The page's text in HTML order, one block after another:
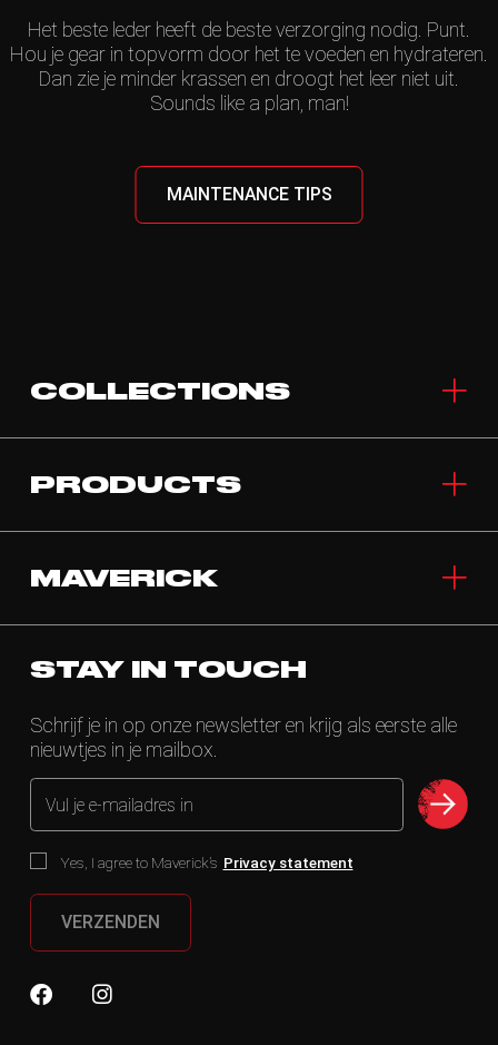
Het beste leder heeft de beste verzorging nodig. Punt.
Hou je gear in topvorm door het te voeden en hydrateren.
Dan zie je minder krassen en droogt het leer niet uit.
Sounds like a plan, man!
MAINTENANCE TIPS
COLLECTIONS
PRODUCTS
MAVERICK
STAY IN TOUCH
Schrijf je in op onze newsletter en krijg als eerste alle
nieuwtjes in je mailbox.
Vul je e-mailadres in
Yes, I agree to Maverick’s Privacy statement
VERZENDEN